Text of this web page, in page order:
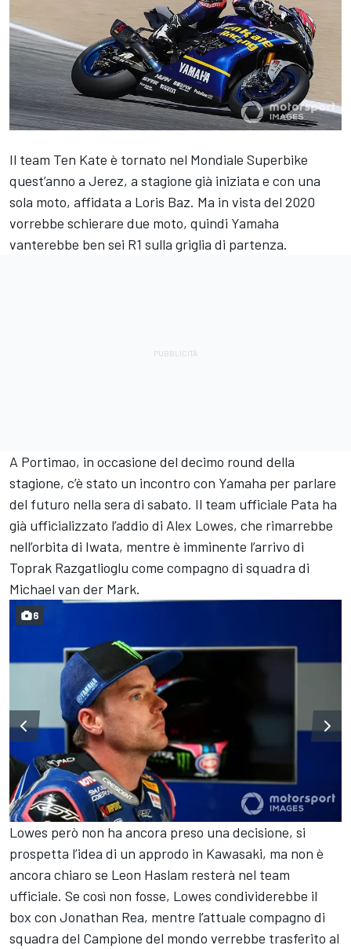
Il team Ten Kate è tornato nel Mondiale Superbike
quest’anno a Jerez, a stagione già iniziata e con una
sola moto, affidata a Loris Baz. Ma in vista del 2020
vorrebbe schierare due moto, quindi Yamaha
vanterebbe ben sei R1 sulla griglia di partenza.
A Portimao, in occasione del decimo round della
stagione, c’è stato un incontro con Yamaha per parlare
del futuro nella sera di sabato. Il team ufficiale Pata ha
già ufficializzato l’addio di Alex Lowes, che rimarrebbe
nell’orbita di Iwata, mentre è imminente l’arrivo di
Toprak Razgatlioglu come compagno di squadra di
Michael van der Mark.
6
Lowes però non ha ancora preso una decisione, si
prospetta l’idea di un approdo in Kawasaki, ma non è
ancora chiaro se Leon Haslam resterà nel team
ufficiale. Se così non fosse, Lowes condividerebbe il
box con Jonathan Rea, mentre l’attuale compagno di
squadra del Campione del mondo verrebbe trasferito al